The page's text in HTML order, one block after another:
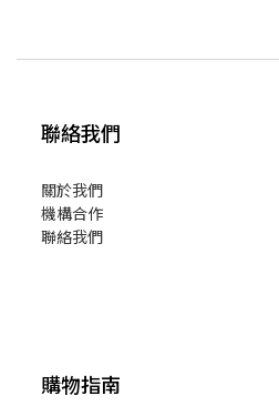
聯絡我們
關於我們
機構合作
聯絡我們
購物指南